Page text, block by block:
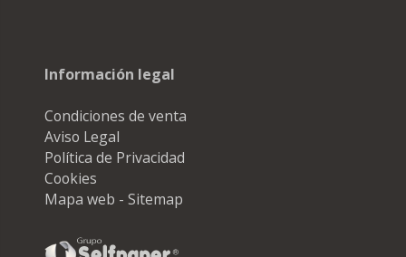
Información legal
Condiciones de venta
Aviso Legal
Política de Privacidad
Cookies
Mapa web - Sitemap